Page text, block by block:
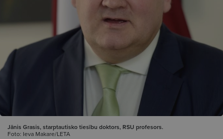
Jānis Grasis, starptautisko tiesību doktors, RSU profesors.
Foto: Ieva Makare/LETA